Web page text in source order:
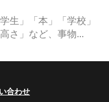
生」「本」「学校」
さ」など、事物...
合わせ